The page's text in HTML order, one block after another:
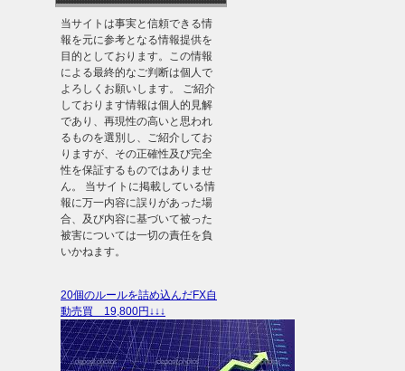
当サイトは事実と信頼できる情
報を元に参考となる情報提供を
目的としております。この情報
による最終的なご判断は個人で
よろしくお願いします。 ご紹介
しております情報は個人的見解
であり、再現性の高いと思われ
るものを選別し、ご紹介してお
りますが、その正確性及び完全
性を保証するものではありませ
ん。 当サイトに掲載している情
報に万一内容に誤りがあった場
合、及び内容に基づいて被った
被害については一切の責任を負
いかねます。
20個のルールを詰め込んだFX自
動売買 19,800円↓↓↓